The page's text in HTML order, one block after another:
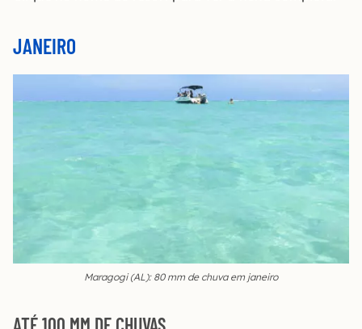
JANEIRO
Maragogi (AL): 80 mm de chuva em janeiro